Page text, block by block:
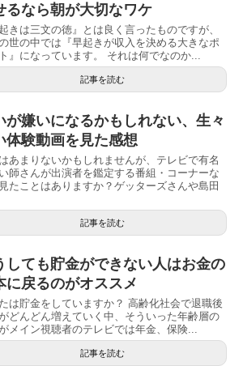
るなら朝が大切なワケ
起きは三文の徳』とは良く言ったものですが、
世の中では『早起きが収入を決める大きなポ
』になっています。 それは何でなのか...
記事を読む
が嫌いになるかもしれない、生々
体験動画を見た感想
あまりないかもしれませんが、テレビで有名
師さんが出演者を鑑定する番組・コーナーな
たことはありますか？ゲッターズさんや島田
記事を読む
しても貯金ができない人はお金の
に戻るのがオススメ
は貯金をしていますか？ 高齢化社会で退職後
どんどん増えていく中、そういった年齢層の
メイン視聴者のテレビでは年金、保険...
記事を読む